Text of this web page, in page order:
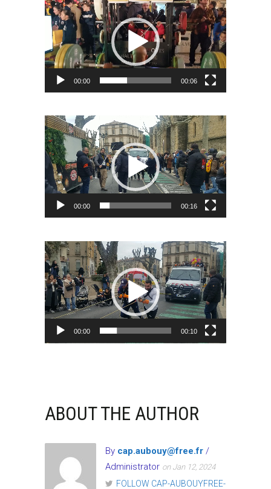
vidéo
00:00 00:06
Lecteur
vidéo
00:00 00:16
Lecteur
vidéo
00:00 00:10
ABOUT THE AUTHOR
By cap.aubouy@free.fr /
Administrator on Jan 12, 2024
FOLLOW CAP-AUBOUYFREE-